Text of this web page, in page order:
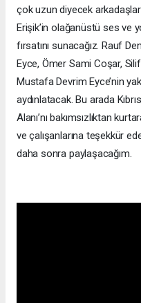
çok uzun diyecek
Erişik’in olağanüstü ses ve
fırsatını sunacağız. Rauf
Eyce, Ömer Sami Coşar,
Mustafa Devrim Eyce’nin
aydınlatacak. Bu arada
Alanı’nı bakımsızlıktan
ve çalışanlarına teşekkür
daha sonra paylaşacağım.